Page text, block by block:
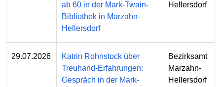
ab 60 in der Mark-Twain-
Bibliothek in Marzahn-
Hellersdorf
Hellersdorf
29.07.2026
Katrin Rohnstock über
Treuhand-Erfahrungen:
Gespräch in der Mark-
Bezirksamt
Marzahn-
Hellersdorf